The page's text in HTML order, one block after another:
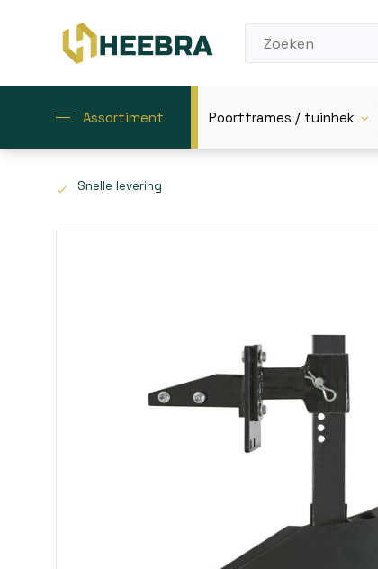
Assortiment Poortframes / tuinhek
Snelle levering